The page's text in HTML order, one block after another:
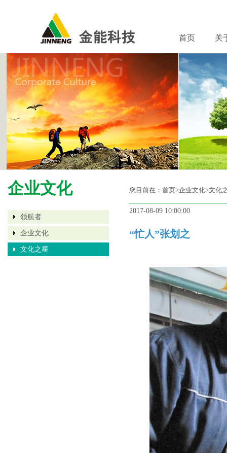
首页 关
企业文化
领航者
企业文化
文化之星
您目前在： 首页>企业文化>文化
2017-08-09 10:00:00
“忙人”张划之